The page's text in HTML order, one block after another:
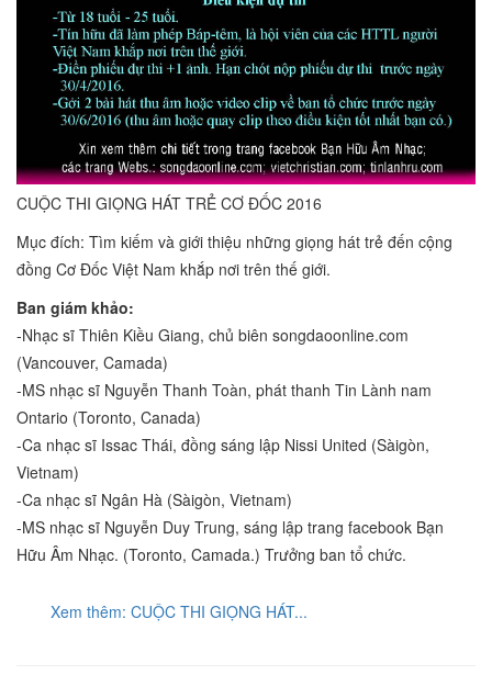
CUỘC THI GIỌNG HÁT TRẺ CƠ ĐỐC 2016
Mục đích: Tìm kiếm và giới thiệu những giọng hát trẻ đến cộng
đồng Cơ Đốc Việt Nam khắp nơi trên thế giới.
Ban giám khảo:
-Nhạc sĩ Thiên Kiều Giang, chủ biên songdaoonline.com
(Vancouver, Camada)
-MS nhạc sĩ Nguyễn Thanh Toàn, phát thanh Tin Lành nam
Ontario (Toronto, Canada)
-Ca nhạc sĩ Issac Thái, đồng sáng lập Nissi United (Sàigòn,
Vietnam)
-Ca nhạc sĩ Ngân Hà (Sàigòn, Vietnam)
-MS nhạc sĩ Nguyễn Duy Trung, sáng lập trang facebook Bạn
Hữu Âm Nhạc. (Toronto, Camada.) Trưởng ban tổ chức.
Xem thêm: CUỘC THI GIỌNG HÁT...